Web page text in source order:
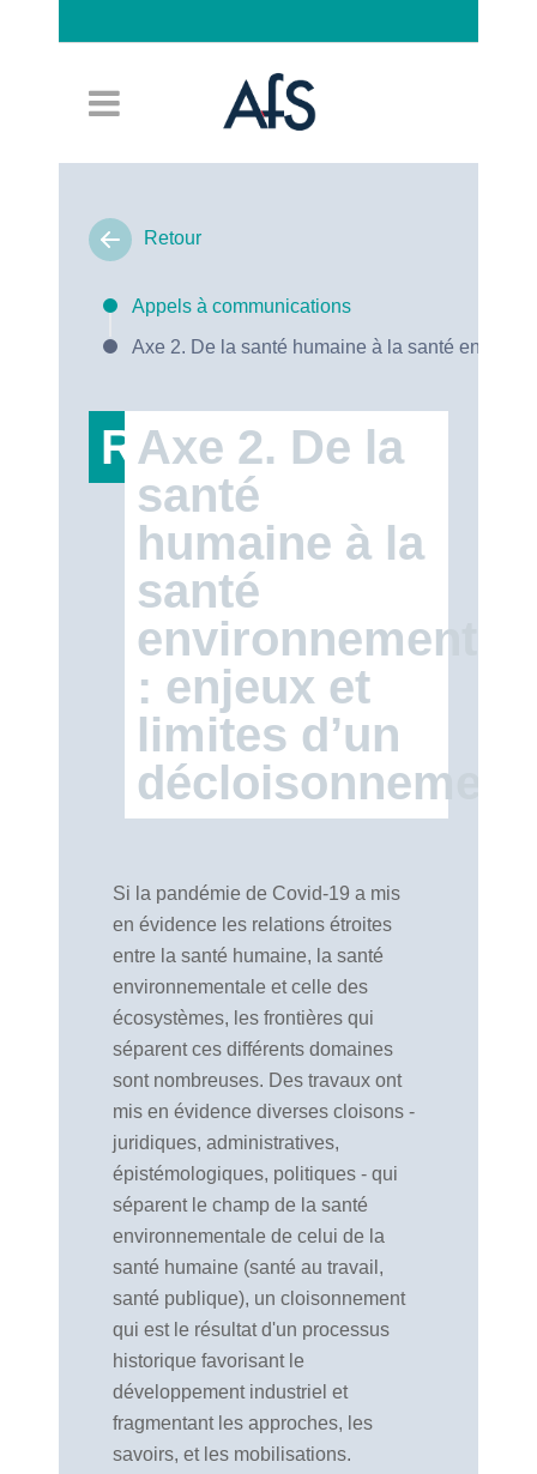
Retour
Appels à communications
Axe 2. De la santé humaine à la santé
RT19
Axe 2. De la
santé
humaine à la
santé
: enjeux et
limites d’un
décloisonnement
Si la pandémie de Covid-19 a mis
en évidence les relations étroites
entre la santé humaine, la santé
environnementale et celle des
écosystèmes, les frontières qui
séparent ces différents domaines
sont nombreuses. Des travaux ont
mis en évidence diverses cloisons -
juridiques, administratives,
épistémologiques, politiques - qui
séparent le champ de la santé
environnementale de celui de la
santé humaine (santé au travail,
santé publique), un cloisonnement
qui est le résultat d'un processus
historique favorisant le
développement industriel et
fragmentant les approches, les
savoirs, et les mobilisations.